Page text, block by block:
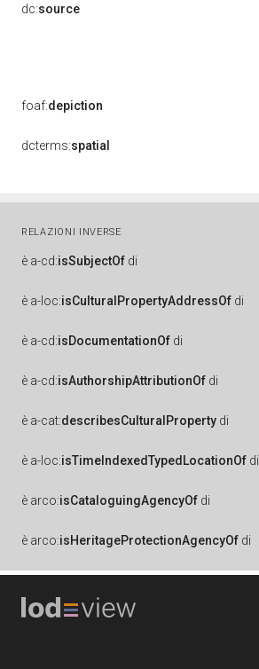
dc:source
foaf:depiction
dcterms:spatial
RELAZIONI INVERSE
è a-cd:isSubjectOf di
è a-loc:isCulturalPropertyAddressOf di
è a-cd:isDocumentationOf di
è a-cd:isAuthorshipAttributionOf di
è a-cat:describesCulturalProperty di
è a-loc:isTimeIndexedTypedLocationOf di
è arco:isCataloguingAgencyOf di
è arco:isHeritageProtectionAgencyOf di